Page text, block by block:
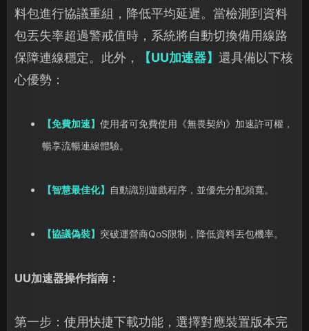
料包進行協議重組，降低平均延遲。當檢測到資料
包丟失率超過警戒值時，系統將自動切換備用線路
保障連線穩定。此外，
【UU加速器】 還具備以下核
心優勢：
【免費加速】 使用者可免費使用《無畏契約》加速許可權，
暢享流暢連線體驗。
【智慧最佳化】 自動識別遊戲程序，並優先分配頻寬。
【協議偽裝】 突破運營商QoS限制，降低資料丟包機率。
UU加速器操作指南：
第一步：使用快捷下載功能，選擇對應裝置版本完